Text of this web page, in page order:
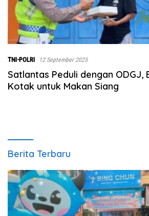
TNI-POLRI 12 September 2025
Satlantas Peduli dengan ODGJ,
Kotak untuk Makan Siang
Berita Terbaru